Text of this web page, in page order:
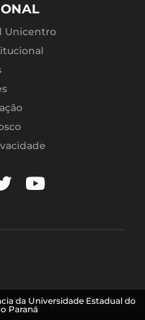
Unicentro
da Universidade Estadual do
Paraná